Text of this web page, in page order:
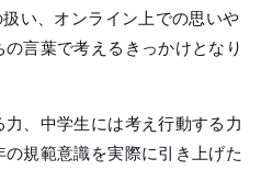
い、オンライン上での思いや
言葉で考えるきっかけとなり
、中学生には考え行動する力
規範意識を実際に引き上げた